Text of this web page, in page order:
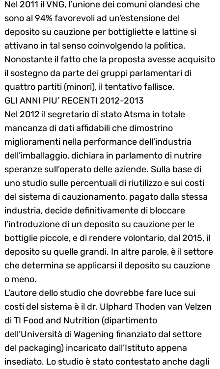
Nel 2011 il VNG, l’unione dei comuni olandesi che
sono al 94% favorevoli ad un’estensione del
deposito su cauzione per bottigliette e lattine si
attivano in tal senso coinvolgendo la politica.
Nonostante il fatto che la proposta avesse acquisito
il sostegno da parte dei gruppi parlamentari di
quattro partiti (minori), il tentativo fallisce.
GLI ANNI PIU’ RECENTI 2012-2013
Nel 2012 il segretario di stato Atsma in totale
mancanza di dati affidabili che dimostrino
miglioramenti nella performance dell’industria
dell’imballaggio, dichiara in parlamento di nutrire
speranze sull’operato delle aziende. Sulla base di
uno studio sulle percentuali di riutilizzo e sui costi
del sistema di cauzionamento, pagato dalla stessa
industria, decide definitivamente di bloccare
l’introduzione di un deposito su cauzione per le
bottiglie piccole, e di rendere volontario, dal 2015, il
deposito su quelle grandi. In altre parole, è il settore
che determina se applicarsi il deposito su cauzione
o meno.
L’autore dello studio che dovrebbe fare luce sui
costi del sistema è il dr. Ulphard Thoden van Velzen
di TI Food and Nutrition (dipartimento
dell’Università di Wagening finanziato dal settore
del packaging) incaricato dall’Istituto appena
insediato. Lo studio è stato contestato anche dagli